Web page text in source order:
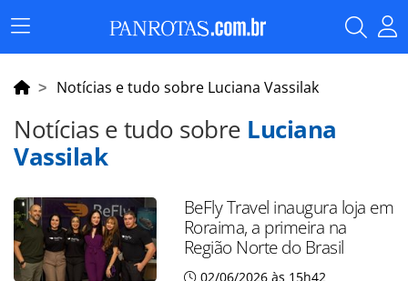
Menu
Principal
Notícias e tudo sobre Luciana Vassilak
Notícias e tudo sobre Luciana
Vassilak
BeFly Travel inaugura loja em
Roraima, a primeira na
Região Norte do Brasil
02/06/2026 às 15h42